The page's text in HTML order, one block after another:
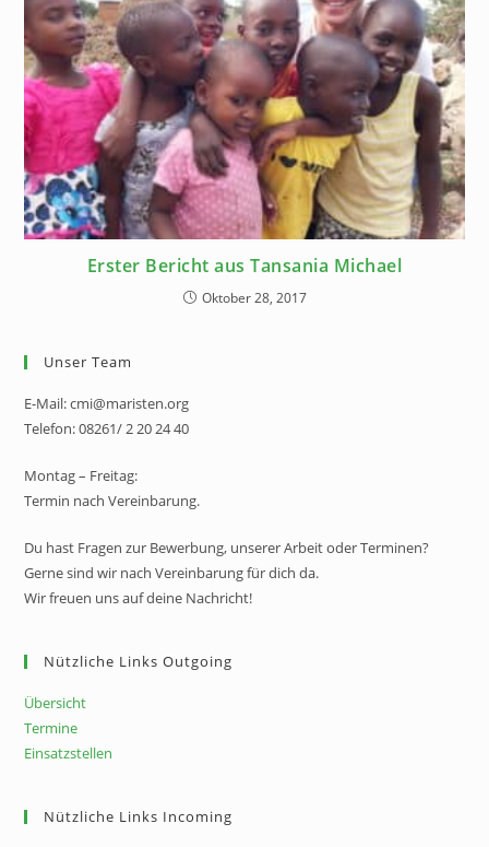
Erster Bericht aus Tansania Michael
Oktober 28, 2017
Unser Team
E-Mail: cmi@maristen.org
Telefon: 08261/ 2 20 24 40
Montag – Freitag:
Termin nach Vereinbarung.
Du hast Fragen zur Bewerbung, unserer Arbeit oder Terminen?
Gerne sind wir nach Vereinbarung für dich da.
Wir freuen uns auf deine Nachricht!
Nützliche Links Outgoing
Übersicht
Termine
Einsatzstellen
Nützliche Links Incoming